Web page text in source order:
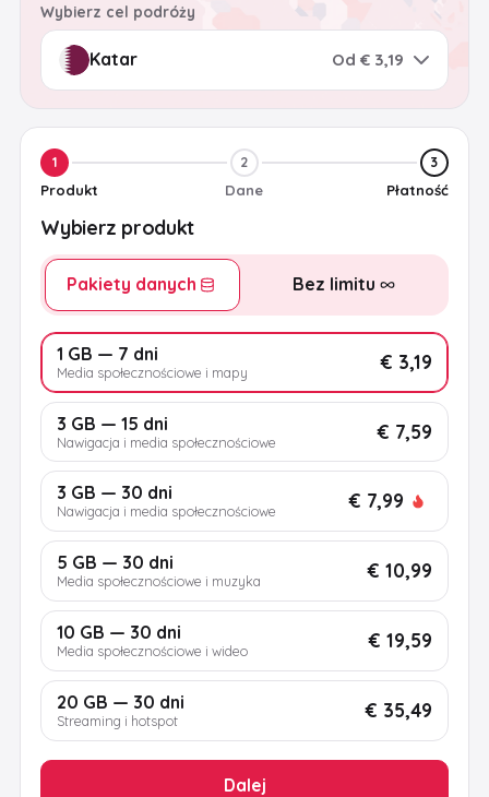
Wybierz cel podróży
Od € 3,19
1
Produkt
2
Dane
3
Płatność
Wybierz produkt
Pakiety danych Bez limitu
1 GB — 7 dni
Media społecznościowe i mapy € 3,19
3 GB — 15 dni
Nawigacja i media społecznościowe € 7,59
3 GB — 30 dni
Nawigacja i media społecznościowe € 7,99
5 GB — 30 dni
Media społecznościowe i muzyka € 10,99
10 GB — 30 dni
Media społecznościowe i wideo € 19,59
20 GB — 30 dni
Streaming i hotspot € 35,49
Dalej